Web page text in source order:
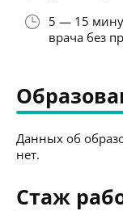
5 — 15
врача без
Данных об
нет.
Стаж